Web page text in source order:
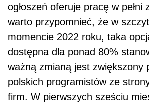
ogłoszeń oferuje pracę w pełni
warto przypomnieć, że w
momencie 2022 roku, taka
dostępna dla ponad 80%
ważną zmianą jest zwiększony
polskich programistów ze
firm. W pierwszych sześciu